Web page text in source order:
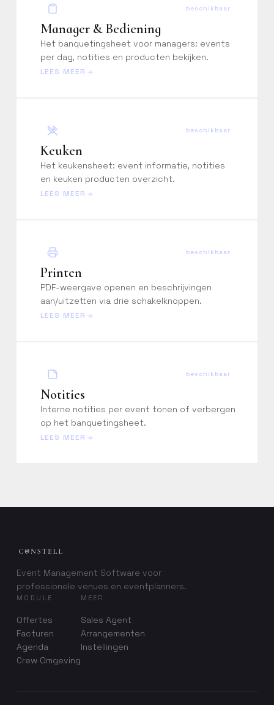
aan
Laat een Constell-specialist
jouw team begeleiden op
maat van jullie werking.
ZELFSTANDIG
Online basistraining
Doorloop stap voor stap de
beschikbaar
Manager & Bediening
Het banquetingsheet voor managers: events
per dag, notities en producten bekijken.
LEES MEER
beschikbaar
Keuken
Het keukensheet: event informatie, notities
en keuken producten overzicht.
LEES MEER
beschikbaar
Printen
PDF-weergave openen en beschrijvingen
aan/uitzetten via drie schakelknoppen.
LEES MEER
beschikbaar
Notities
Interne notities per event tonen of verbergen
op het banquetingsheet.
LEES MEER
Event Management Software voor
professionele venues en eventplanners.
MODULE
Offertes
Facturen
Agenda
Crew Omgeving
MEER
Sales Agent
Arrangementen
Instellingen